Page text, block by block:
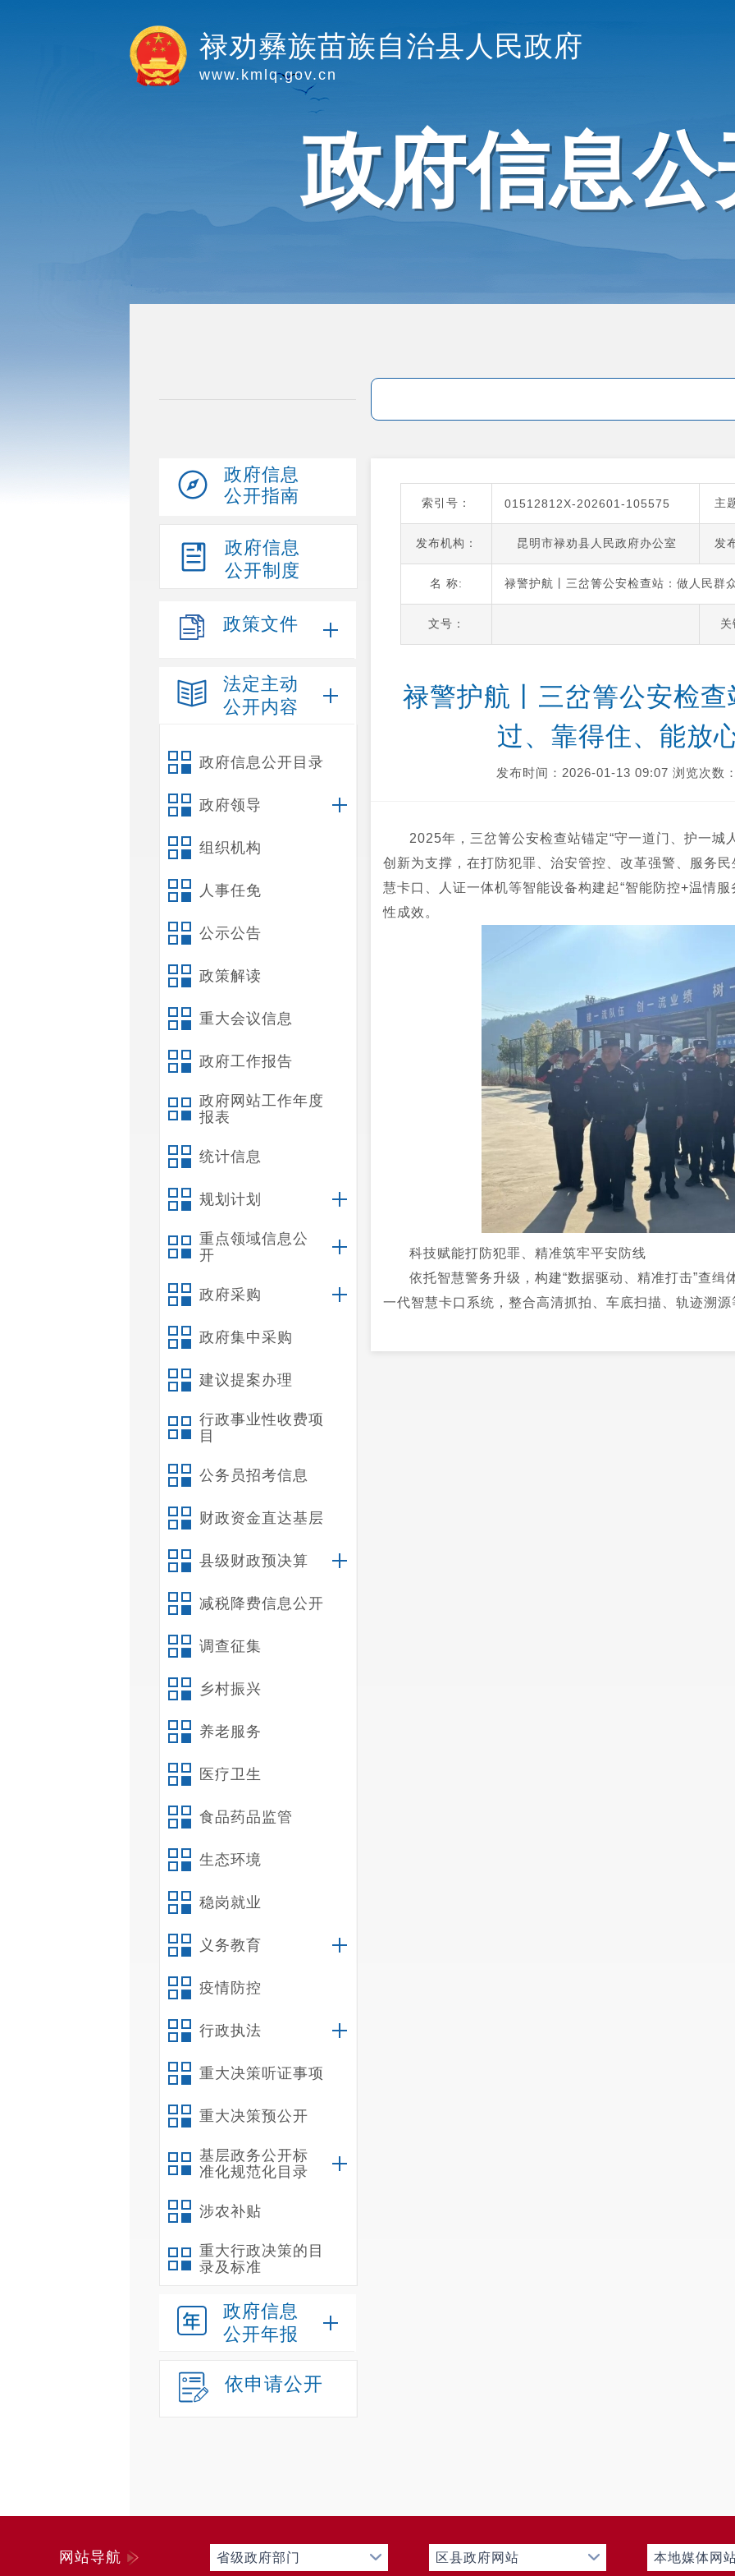
禄劝彝族苗族自治县人民政府
www.kmlq.gov.cn
政府信息公
政府信息
公开指南
政府信息
公开制度
政策文件
法定主动
公开内容
政府信息公开目录
政府领导
组织机构
人事任免
公示公告
政策解读
重大会议信息
政府工作报告
政府网站工作年度
报表
统计信息
规划计划
重点领域信息公
开
政府采购
政府集中采购
建议提案办理
行政事业性收费项
目
公务员招考信息
财政资金直达基层
县级财政预决算
减税降费信息公开
调查征集
乡村振兴
养老服务
医疗卫生
食品药品监管
生态环境
稳岗就业
义务教育
疫情防控
行政执法
重大决策听证事项
重大决策预公开
基层政务公开标
准化规范化目录
涉农补贴
重大行政决策的目
录及标准
政府信息
公开年报
依申请公开
索引号： 01512812X-202601-105575 主
发布机构： 昆明市禄劝县人民政府办公室 发
名 称: 禄警护航丨三岔箐公安检查站：做人民群
文号： 关
禄警护航丨三岔箐公安检
过、靠得住、能放
发布时间：2026-01-13 09:07 浏览次数
2025年，三岔箐公安检查站锚定“守一道门、护一城
创新为支撑，在打防犯罪、治安管控、改革强警、服务
慧卡口、人证一体机等智能设备构建起“智能防控+温情
性成效。
科技赋能打防犯罪、精准筑牢平安防线
依托智慧警务升级，构建“数据驱动、精准打击”查
一代智慧卡口系统，整合高清抓拍、车底扫描、轨迹溯
证一体机应用效能，升级多维度生物识别技术，实现3秒
聚焦民生优化服务、打造温情执法窗口
网站导航 省级政府部门 区县政府网站 本地媒体网